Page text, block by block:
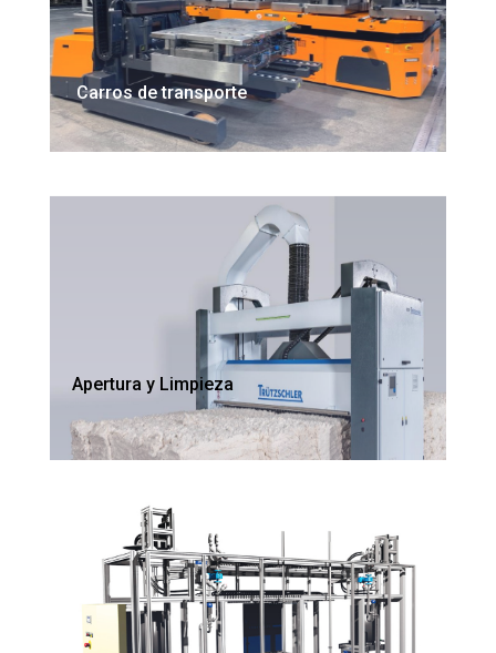
Carros de transporte
Apertura y Limpieza